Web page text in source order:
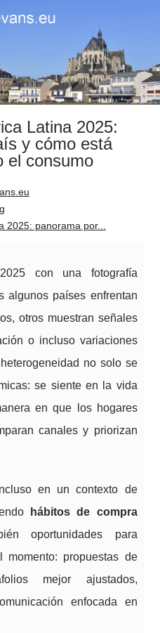
Latina 2025:
y cómo está
el consumo
2025: panorama por...
con una fotografía
algunos países enfrentan
otros muestran señales
o incluso variaciones
no solo se
se siente en la vida
en que los hogares
canales y priorizan
en un contexto de
hábitos de compra
oportunidades para
propuestas de
mejor ajustados,
enfocada en